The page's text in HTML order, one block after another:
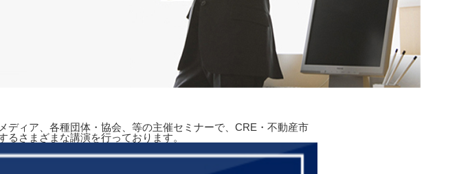
ィア、各種団体・協会、等の主催セミナーで、CRE・不動産市
さまざまな講演を行っております。